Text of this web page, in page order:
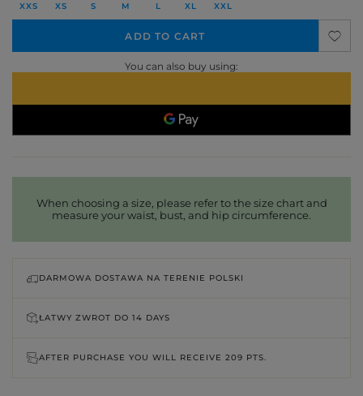
XXS XS S M L XL XXL
ADD TO CART
You can also buy using:
When choosing a size, please refer to the size chart and
measure your waist, bust, and hip circumference.
DARMOWA DOSTAWA NA TERENIE POLSKI
ŁATWY ZWROT DO 14 DAYS
AFTER PURCHASE YOU WILL RECEIVE 209 PTS.